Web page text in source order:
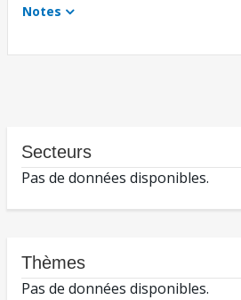
Notes
Secteurs
Pas de données disponibles.
Thèmes
Pas de données disponibles.